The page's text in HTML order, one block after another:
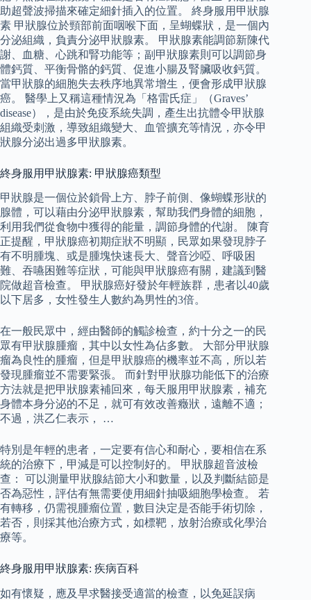
助超聲波掃描來確定細針插入的位置。 終身服用甲狀腺
素 甲狀腺位於頸部前面咽喉下面，呈蝴蝶狀，是一個內
分泌組織，負責分泌甲狀腺素。 甲狀腺素能調節新陳代
謝、血糖、心跳和腎功能等；副甲狀腺素則可以調節身
體鈣質、平衡骨骼的鈣質、促進小腸及腎臟吸收鈣質。
當甲狀腺的細胞失去秩序地異常增生，便會形成甲狀腺
癌。 醫學上又稱這種情況為「格雷氏症」（Graves’
disease），是由於免疫系統失調，產生出抗體令甲狀腺
組織受刺激，導致組織變大、血管擴充等情況，亦令甲
狀腺分泌出過多甲狀腺素。
終身服用甲狀腺素: 甲狀腺癌類型
甲狀腺是一個位於鎖骨上方、脖子前側、像蝴蝶形狀的
腺體，可以藉由分泌甲狀腺素，幫助我們身體的細胞，
利用我們從食物中獲得的能量，調節身體的代謝。 陳育
正提醒，甲狀腺癌初期症狀不明顯，民眾如果發現脖子
有不明腫塊、或是腫塊快速長大、聲音沙啞、呼吸困
難、吞嚥困難等症狀，可能與甲狀腺癌有關，建議到醫
院做超音檢查。 甲狀腺癌好發於年輕族群，患者以40歲
以下居多，女性發生人數約為男性的3倍。
在一般民眾中，經由醫師的觸診檢查，約十分之一的民
眾有甲狀腺腫瘤，其中以女性為佔多數。 大部分甲狀腺
瘤為良性的腫瘤，但是甲狀腺癌的機率並不高，所以若
發現腫瘤並不需要緊張。 而針對甲狀腺功能低下的治療
方法就是把甲狀腺素補回來，每天服用甲狀腺素，補充
身體本身分泌的不足，就可有效改善癥狀，遠離不適；
不過，洪乙仁表示， …
特別是年輕的患者，一定要有信心和耐心，要相信在系
統的治療下，甲減是可以控制好的。 甲狀腺超音波檢
查： 可以測量甲狀腺結節大小和數量，以及判斷結節是
否為惡性，評估有無需要使用細針抽吸細胞學檢查。 若
有轉移，仍需視腫瘤位置，數目決定是否能手術切除，
若否，則採其他治療方式，如標靶，放射治療或化學治
療等。
終身服用甲狀腺素: 疾病百科
如有懷疑，應及早求醫接受適當的檢查，以免延誤病